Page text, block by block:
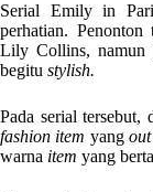
Serial Emily in
perhatian.
Lily Collins, namun
begitu stylish.
Pada serial tersebut,
fashion item yang out
warna item yang